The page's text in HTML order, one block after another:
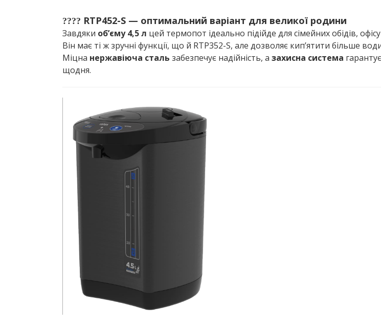
???? RTP452-S — оптимальний варіант для великої родини
Завдяки об’єму 4,5 л цей термопот ідеально підійде для сімейних обідів,
Він має ті ж зручні функції, що й RTP352-S, але дозволяє кип’ятити більше
Міцна нержавіюча сталь забезпечує надійність, а захисна система
щодня.